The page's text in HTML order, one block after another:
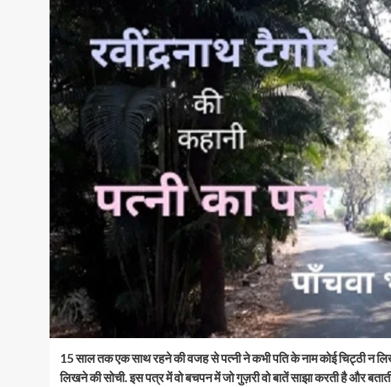
15 साल तक एक साथ रहने की वजह से पत्नी ने कभी पति के नाम कोई चिट्ठी न
लिखने की सोची. इस पत्र में वो बचपन में जो गुज़री वो बातें साझा करती है और